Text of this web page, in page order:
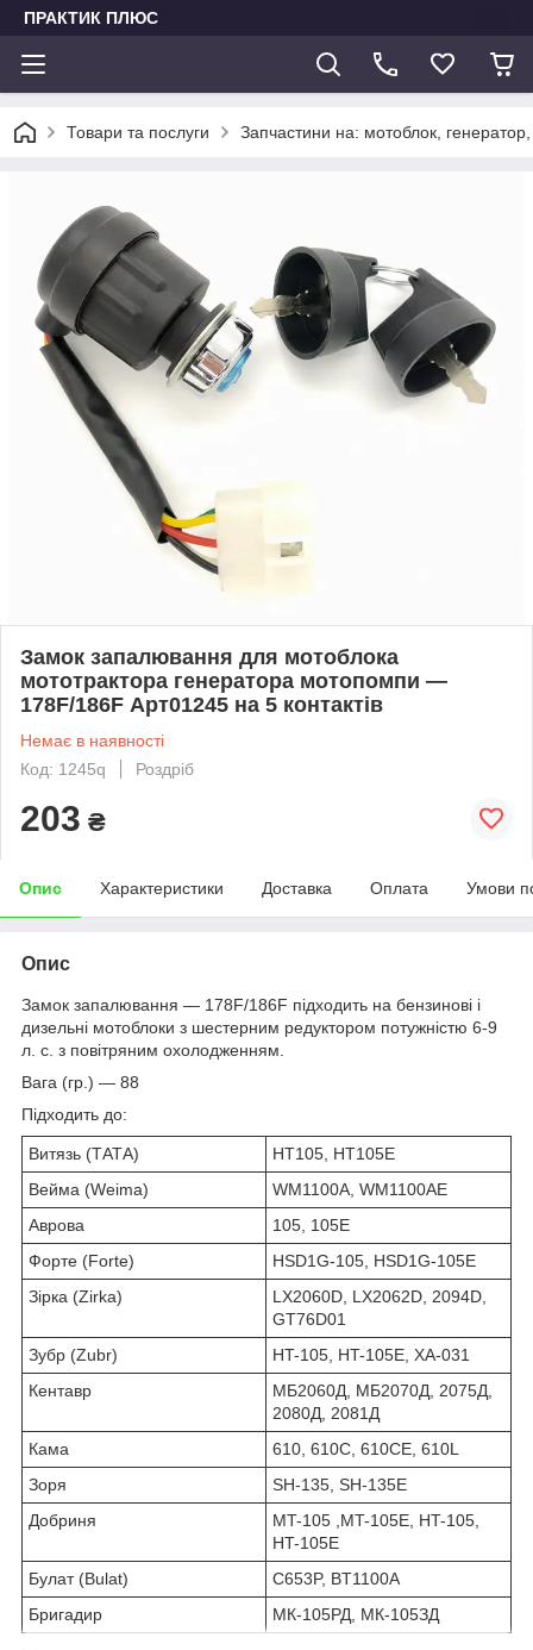
ПРАКТИК ПЛЮС
Товари та послуги Запчастини на: мотоблок,
Замок запалювання для мотоблока
мототрактора генератора мотопомпи —
178F/186F Арт01245 на 5 контактів
Немає в наявності
Код: 1245q
Роздріб
203 ₴
Опис Характеристики Доставка Оплата Умови
Опис
Замок запалювання — 178F/186F підходить на бензинові і
дизельні мотоблоки з шестерним редуктором потужністю 6-9
л. с. з повітряним охолодженням.
Вага (гр.) — 88
Підходить до:
Витязь (ТАТА)
HT105, HT105E
Вейма (Weima)
WM1100А, WM1100АE
Аврова
105, 105E
Форте (Forte)
HSD1G-105, HSD1G-105E
Зірка (Zirka)
LX2060D, LX2062D, 2094D,
GT76D01
Зубр (Zubr)
HT-105, HT-105E, XA-031
Кентавр
МБ2060Д, МБ2070Д, 2075Д,
2080Д, 2081Д
Кама
610, 610С, 610CE, 610L
Зоря
SH-135, SH-135E
Добриня
MT-105 ,MT-105E, HT-105,
HT-105E
Булат (Bulat)
C653P, BT1100A
Бригадир
МК-105РД, МК-105ЗД